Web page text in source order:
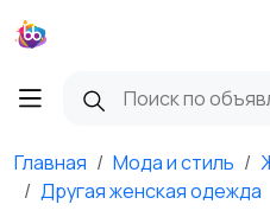
Главная Мода и стиль
Другая женская одежда